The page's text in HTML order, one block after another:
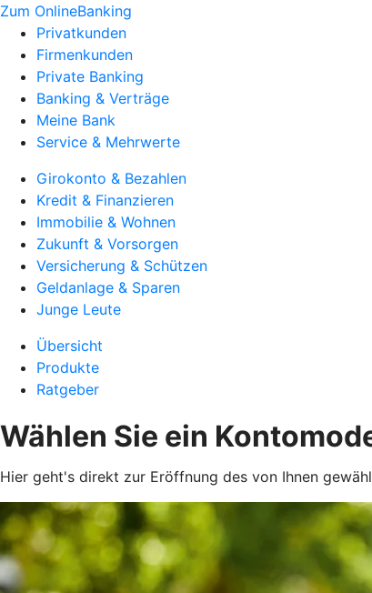
Zum OnlineBanking
Privatkunden
Firmenkunden
Private Banking
Banking & Verträge
Meine Bank
Service & Mehrwerte
Girokonto & Bezahlen
Kredit & Finanzieren
Immobilie & Wohnen
Zukunft & Vorsorgen
Versicherung & Schützen
Geldanlage & Sparen
Junge Leute
Übersicht
Produkte
Ratgeber
Wählen Sie ein
Hier geht's direkt zur Eröffnung des von Ihnen